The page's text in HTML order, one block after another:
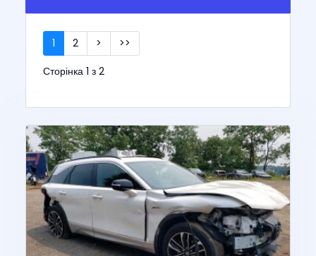
1 2 >
>>
Сторінка 1 з 2